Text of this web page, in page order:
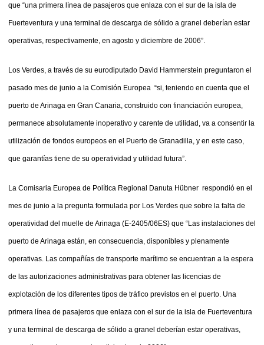
que “una primera línea de pasajeros que enlaza con el sur de la isla de
Fuerteventura y una terminal de descarga de sólido a granel deberían estar
operativas, respectivamente, en agosto y diciembre de 2006”.
Los Verdes, a través de su eurodiputado David Hammerstein preguntaron el
pasado mes de junio a la Comisión Europea “si, teniendo en cuenta que el
puerto de Arinaga en Gran Canaria, construido con financiación europea,
permanece absolutamente inoperativo y carente de utilidad, va a consentir la
utilización de fondos europeos en el Puerto de Granadilla, y en este caso,
que garantías tiene de su operatividad y utilidad futura”.
La Comisaria Europea de Política Regional Danuta Hübner respondió en el
mes de junio a la pregunta formulada por Los Verdes que sobre la falta de
operatividad del muelle de Arinaga (E-2405/06ES) que “Las instalaciones del
puerto de Arinaga están, en consecuencia, disponibles y plenamente
operativas. Las compañías de transporte marítimo se encuentran a la espera
de las autorizaciones administrativas para obtener las licencias de
explotación de los diferentes tipos de tráfico previstos en el puerto. Una
primera línea de pasajeros que enlaza con el sur de la isla de Fuerteventura
y una terminal de descarga de sólido a granel deberían estar operativas,